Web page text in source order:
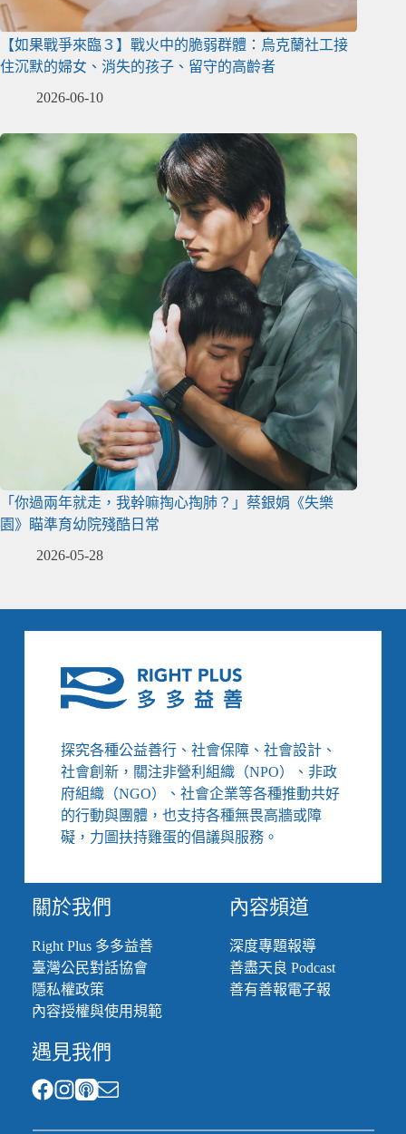
【如果戰爭來臨３】戰火中的脆弱群體：烏克蘭社工接
住沉默的婦女、消失的孩子、留守的高齡者
2026-06-10
「你過兩年就走，我幹嘛掏心掏肺？」蔡銀娟《失樂
園》瞄準育幼院殘酷日常
2026-05-28
探究各種公益善行、社會保障、社會設計、
社會創新，關注非營利組織（NPO）、非政
府組織（NGO）、社會企業等各種推動共好
的行動與團體，也支持各種無畏高牆或障
礙，力圖扶持雞蛋的倡議與服務。
關於我們
Right Plus 多多益善
臺灣公民對話協會
隱私權政策
內容授權與使用規範
內容頻道
深度專題報導
善盡天良 Podcast
善有善報電子報
遇見我們